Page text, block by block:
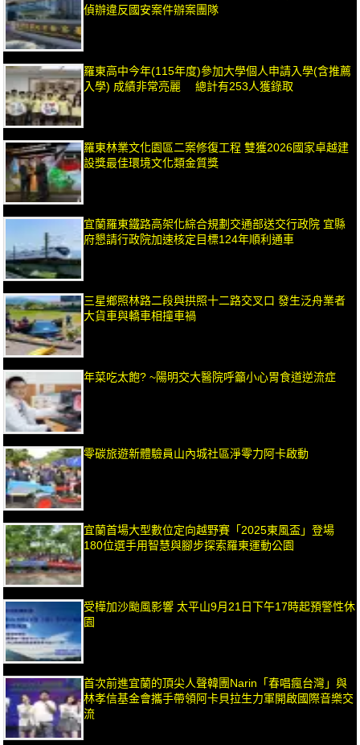
偵辦違反國安案件辦案團隊
羅東高中今年(115年度)參加大學個人申請入學(含推薦
入學) 成績非常亮麗 總計有253人獲錄取
羅東林業文化園區二案修復工程 雙獲2026國家卓越建
設獎最佳環境文化類金質獎
宜蘭羅東鐵路高架化綜合規劃交通部送交行政院 宜縣
府懇請行政院加速核定目標124年順利通車
三星鄉照林路二段與拱照十二路交叉口 發生泛舟業者
大貨車與轎車相撞車禍
年菜吃太飽? ~陽明交大醫院呼籲小心胃食道逆流症
零碳旅遊新體驗員山內城社區淨零力阿卡啟動
宜蘭首場大型數位定向越野賽「2025東風盃」登場
180位選手用智慧與腳步探索羅東運動公園
受樺加沙颱風影響 太平山9月21日下午17時起預警性休
園
首次前進宜蘭的頂尖人聲韓團Narin「春唱瘋台灣」與
林孝信基金會攜手帶領阿卡貝拉生力軍開啟國際音樂交
流